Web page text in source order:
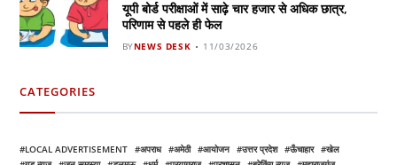
यूपी बोर्ड परीक्षाओं में साढ़े चार हजार से अधिक छात्र,
परिणाम से पहले ही फेल
BYNEWS DESK 11/03/2026
CATEGORIES
LOCAL ADVERTISEMENT अपराध अमेठी आयोजन उत्तर प्रदेश ऊँचाहार
खेल